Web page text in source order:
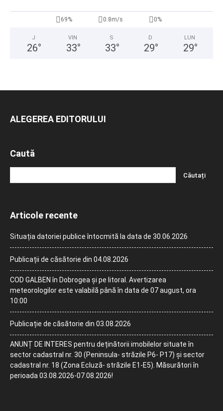
69% 0.8m/s 0%
J
26°
VIN
33°
S
33°
D
29°
LUN
29°
ALEGEREA EDITORULUI
Caută
Articole recente
Situația datoriei publice întocmită la data de 30.06.2026
Publicații de căsătorie din 04.08.2026
COD GALBEN în Dobrogea și pe litoral. Avertizarea
meteorologilor este valabilă până în data de 07 august, ora
10:00
Publicație de căsătorie din 03.08.2026
ANUNȚ DE INTERES pentru deținătorii imobilelor situate în
sector cadastral nr. 30 (Peninsula- străzile P6- P17) și sector
cadastral nr. 18 (Zona Ecluză- străzile E1-E5). Măsurători în
perioada 03.08.2026-07.08.2026!